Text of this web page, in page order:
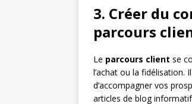
3. Créer du
parcours
Le parcours client se
l’achat ou la fidélisation.
d’accompagner vos
articles de blog